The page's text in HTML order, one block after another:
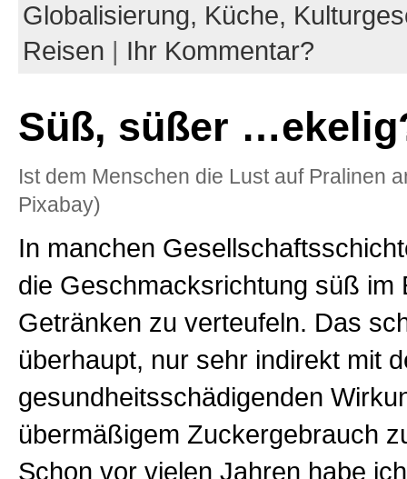
Globalisierung, Küche,
Reisen
Ihr Kommentar?
Süß, süßer
Ist dem Menschen die Lust auf Pralinen
Pixabay)
In manchen
die Geschmacksrichtung süß im
Getränken zu verteufeln. Das
überhaupt, nur sehr indirekt mit
gesundheitsschädigenden
übermäßigem Zuckergebrauch
Schon vor vielen Jahren habe